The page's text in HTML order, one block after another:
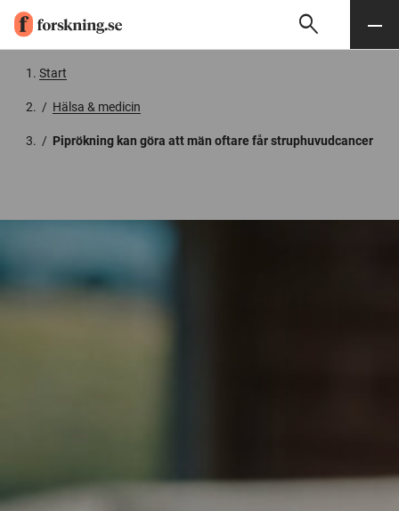
Söksearch Meny
Start
/ Hälsa & medicin
/ Piprökning kan göra att män oftare får struphuvudcancer